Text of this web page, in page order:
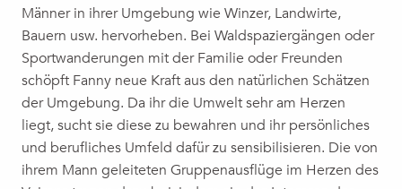
Männer in ihrer Umgebung wie Winzer, Landwirte,
Bauern usw. hervorheben. Bei Waldspaziergängen oder
Sportwanderungen mit der Familie oder Freunden
schöpft Fanny neue Kraft aus den natürlichen Schätzen
der Umgebung. Da ihr die Umwelt sehr am Herzen
liegt, sucht sie diese zu bewahren und ihr persönliches
und berufliches Umfeld dafür zu sensibilisieren. Die von
ihrem Mann geleiteten Gruppenausflüge im Herzen des